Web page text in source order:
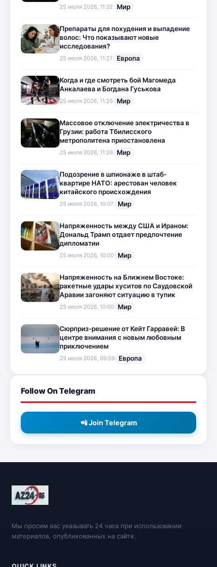
25 июля 2026, 11:32 Мир
Препараты для похудения и выпадение
волос: Что показывают новые
исследования?
25 июля 2026, 11:27 Европа
Когда и где смотреть бой Магомеда
Анкалаева и Богдана Гуськова
25 июля 2026, 11:26 Мир
Массовое отключение электричества в
Грузии: работа Тбилисского
метрополитена приостановлена
25 июля 2026, 11:26 Мир
Подозрение в шпионаже в штаб-
квартире НАТО: арестован человек
китайского происхождения
25 июля 2026, 10:07 Мир
Напряженность между США и Ираном:
Дональд Трамп отдает предпочтение
дипломатии
25 июля 2026, 10:00 Мир
Напряженность на Ближнем Востоке:
ракетные удары хуситов по Саудовской
Аравии загоняют ситуацию в тупик
25 июля 2026, 10:00 Мир
Сюрприз-решение от Кейт Гарравей: В
центре внимания с новым любовным
приключением
25 июля 2026, 09:59 Европа
Follow On Telegram
📲 Join Telegram
Мы просим вас указывать 24 часа при использовании
материалов, опубликованных на сайте.